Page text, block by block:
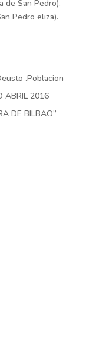
de San Pedro).
Pedro eliza).
.Poblacion
ABRIL 2016
DE BILBAO”